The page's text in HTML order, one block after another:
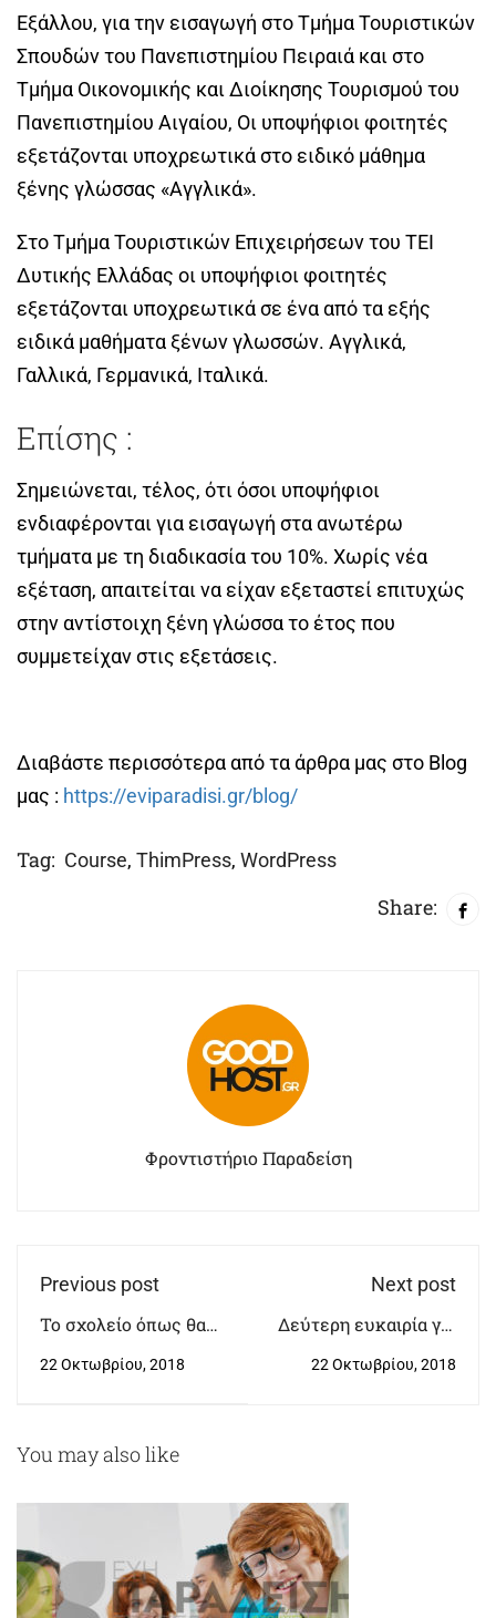
Εξάλλου, για την εισαγωγή στο Τμήμα Τουριστικών
Σπουδών του Πανεπιστημίου Πειραιά και στο
Τμήμα Οικονομικής και Διοίκησης Τουρισμού του
Πανεπιστημίου Αιγαίου, Οι υποψήφιοι φοιτητές
εξετάζονται υποχρεωτικά στο ειδικό μάθημα
ξένης γλώσσας «Αγγλικά».
Στο Τμήμα Τουριστικών Επιχειρήσεων του ΤΕΙ
Δυτικής Ελλάδας οι υποψήφιοι φοιτητές
εξετάζονται υποχρεωτικά σε ένα από τα εξής
ειδικά μαθήματα ξένων γλωσσών. Αγγλικά,
Γαλλικά, Γερμανικά, Ιταλικά.
Επίσης :
Σημειώνεται, τέλος, ότι όσοι υποψήφιοι
ενδιαφέρονται για εισαγωγή στα ανωτέρω
τμήματα με τη διαδικασία του 10%. Χωρίς νέα
εξέταση, απαιτείται να είχαν εξεταστεί επιτυχώς
στην αντίστοιχη ξένη γλώσσα το έτος που
συμμετείχαν στις εξετάσεις.
Διαβάστε περισσότερα από τα άρθρα μας στο Blog
μας : https://eviparadisi.gr/blog/
Tag: Course, ThimPress, WordPress
Share:
Φροντιστήριο Παραδείση
Previous post
Το σχολείο όπως θα
22 Οκτωβρίου, 2018
Next post
Δεύτερη ευκαιρία για
22 Οκτωβρίου, 2018
You may also like